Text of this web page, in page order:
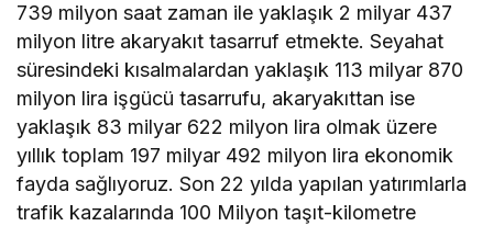
739 milyon saat zaman ile yaklaşık 2 milyar 437
milyon litre akaryakıt tasarruf etmekte. Seyahat
süresindeki kısalmalardan yaklaşık 113 milyar 870
milyon lira işgücü tasarrufu, akaryakıttan ise
yaklaşık 83 milyar 622 milyon lira olmak üzere
yıllık toplam 197 milyar 492 milyon lira ekonomik
fayda sağlıyoruz. Son 22 yılda yapılan yatırımlarla
trafik kazalarında 100 Milyon taşıt-kilometre